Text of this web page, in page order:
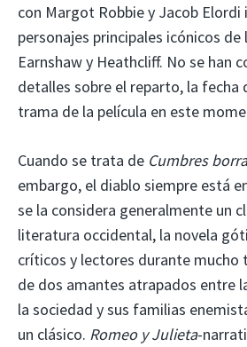
con Margot Robbie y Jacob
personajes principales icónicos de
Earnshaw y Heathcliff. No se han
detalles sobre el reparto, la fecha
trama de la película en este
Cuando se trata de Cumbres
embargo, el diablo siempre está
se la considera generalmente un
literatura occidental, la novela
críticos y lectores durante mucho
de dos amantes atrapados entre
la sociedad y sus familias
un clásico. Romeo y Julieta-